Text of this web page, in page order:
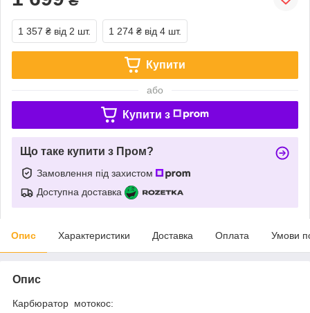
1 357 ₴ від 2 шт. 1 274 ₴ від 4 шт.
Купити
або
Купити з
Що таке купити з Пром?
Замовлення під захистом
Доступна доставка
Опис Характеристики Доставка Оплата Умови
Опис
Карбюратор мотокос: